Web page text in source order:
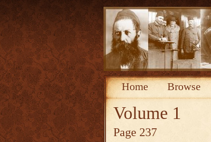
Home Browse
Volume 1
Page 237